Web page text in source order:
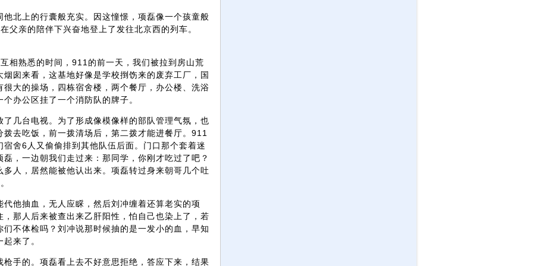
北上的行囊般充实。因这憧憬，项磊像一个孩童般
父亲的陪伴下兴奋地登上了发往北京西的列车。
相熟悉的时间，911的前一天，我们被拉到房山荒
囱来看，这基地好像是学校捯饬来的废弃工厂，国
大的操场，四栋宿舍楼，两个餐厅，办公楼、洗浴
办公区挂了一个消防队的牌子。
几台电视。为了形成像模像样的部队管理气氛，也
去吃饭，前一拨清场后，第二拨才能进餐厅。911
舍6人又偷偷排到其他队伍后面。门口那个套着迷
，一边朝我们走过来：那同学，你刚才吃过了吧？
人，居然能被他认出来。项磊转过身来朝哥几个吐
他抽血，无人应睬，然后刘冲缠着还算老实的项
那人后来被查出来乙肝阳性，怕自己也染上了，若
不体检吗？刘冲说那时候抽的是一发小的血，早知
来了。
手的。项磊看上去不好意思拒绝，答应下来，结果